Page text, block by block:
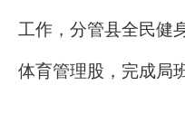
工作，分管县全民健
体育管理股，完成局